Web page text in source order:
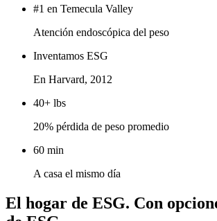
#1 en Temecula Valley
Atención endoscópica del peso
Inventamos ESG
En Harvard, 2012
40+ lbs
20% pérdida de peso promedio
60 min
A casa el mismo día
El hogar de ESG. Con